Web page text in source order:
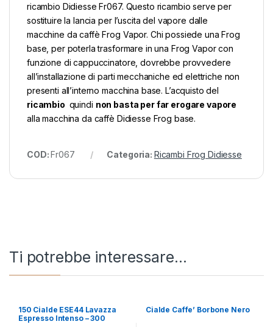
ricambio Didiesse Fr067. Questo ricambio serve per
sostituire la lancia per l’uscita del vapore dalle
macchine da caffè Frog Vapor. Chi possiede una Frog
base, per poterla trasformare in una Frog Vapor con
funzione di cappuccinatore, dovrebbe provvedere
all’installazione di parti mecchaniche ed elettriche non
presenti all’interno macchina base. L’acquisto del
ricambio quindi non basta per far erogare vapore
alla macchina da caffè Didiesse Frog base.
COD:Fr067 Categoria: Ricambi Frog Didiesse
Ti potrebbe interessare…
150 Cialde ESE44 Lavazza
Espresso Intenso – 300
Cialde Caffe’ Borbone Nero